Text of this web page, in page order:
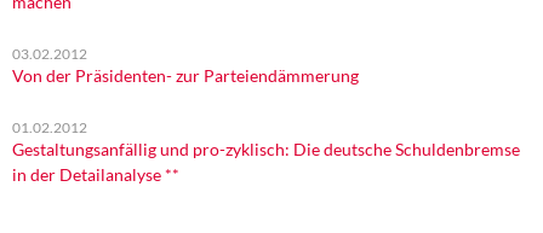
03.02.2012
Von der Präsidenten- zur Parteiendämmerung
01.02.2012
Gestaltungsanfällig und pro-zyklisch: Die deutsche Schuldenbremse
in der Detailanalyse **